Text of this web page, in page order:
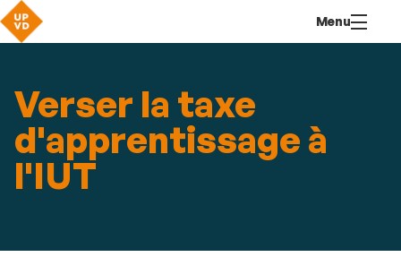
contenu
Menu
Verser la taxe
d'apprentissage à
l'IUT